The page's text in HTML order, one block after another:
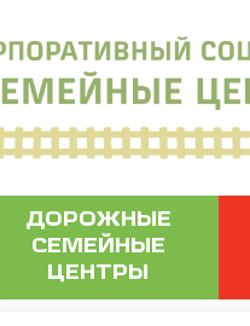
ДОРОЖНЫЕ
СЕМЕЙНЫЕ
ЦЕНТРЫ